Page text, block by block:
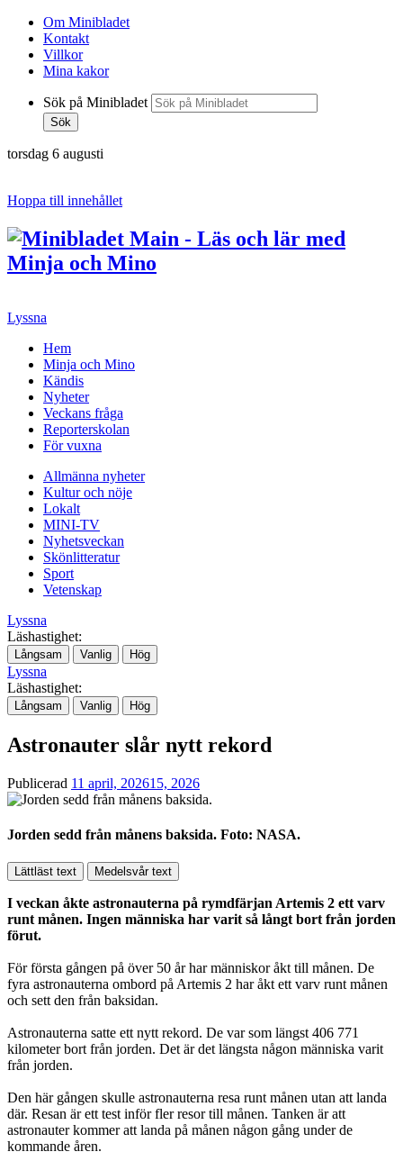
Om Minibladet
Kontakt
Villkor
Mina kakor
Sök på Minibladet
Sök
torsdag 6 augusti
Hoppa till innehållet
Lyssna
Hem
Minja och Mino
Kändis
Nyheter
Veckans fråga
Reporterskolan
För vuxna
Allmänna nyheter
Kultur och nöje
Lokalt
MINI-TV
Nyhetsveckan
Skönlitteratur
Sport
Vetenskap
Lyssna
Läshastighet:
Långsam Vanlig Hög
Lyssna
Läshastighet:
Långsam Vanlig Hög
Astronauter slår nytt rekord
Publicerad 11 april, 202615, 2026
Jorden sedd från månens baksida. Foto: NASA.
Lättläst text Medelsvår text
I veckan åkte astronauterna på rymdfärjan Artemis 2 ett varv
runt månen. Ingen människa har varit så långt bort från jorden
förut.
För första gången på över 50 år har människor åkt till månen. De
fyra astronauterna ombord på Artemis 2 har åkt ett varv runt månen
och sett den från baksidan.
Astronauterna satte ett nytt rekord. De var som längst 406 771
kilometer bort från jorden. Det är det längsta någon människa varit
från jorden.
Den här gången skulle astronauterna resa runt månen utan att landa
där. Resan är ett test inför fler resor till månen. Tanken är att
astronauter kommer att landa på månen någon gång under de
kommande åren.